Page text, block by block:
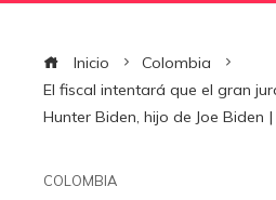
Inicio
Colombia
El fiscal intentará que el gran
Hunter Biden, hijo de Joe Biden
COLOMBIA